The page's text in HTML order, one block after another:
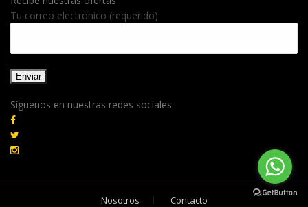
Tu correo electrónico (requerido)
Síguenos en nuestras redes sociales
Nosotros Contacto